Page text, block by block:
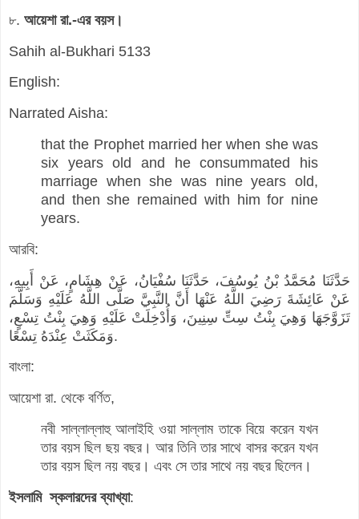
৮. আয়েশা রা.-এর বয়স।
Sahih al-Bukhari 5133
English:
Narrated Aisha:
that the Prophet married her when she was
six years old and he consummated his
marriage when she was nine years old,
and then she remained with him for nine
years.
আরবি:
حَدَّثَنَا مُحَمَّدُ بْنُ يُوسُفَ، حَدَّثَنَا سُفْيَانُ، عَنْ هِشَامٍ، عَنْ أَبِيهِ،
عَنْ عَائِشَةَ رَضِيَ اللَّهُ عَنْهَا أَنَّ النَّبِيَّ صَلَّى اللَّهُ عَلَيْهِ وَسَلَّمَ
تَزَوَّجَهَا وَهِيَ بِنْتُ سِتِّ سِنِينَ، وَأُدْخِلَتْ عَلَيْهِ وَهِيَ بِنْتُ تِسْعٍ،
وَمَكَثَتْ عِنْدَهُ تِسْعًا.
বাংলা:
আয়েশা রা. থেকে বর্ণিত,
নবী সাল্লাল্লাহু আলাইহি ওয়া সাল্লাম তাকে বিয়ে করেন যখন
তার বয়স ছিল ছয় বছর। আর তিনি তার সাথে বাসর করেন যখন
তার বয়স ছিল নয় বছর। এবং সে তার সাথে নয় বছর ছিলেন।
ইসলামি স্কলারদের ব্যাখ্যা: